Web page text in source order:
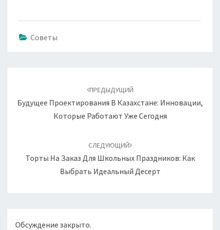
Советы
записям
ПРЕДЫДУЩИЙ
Будущее Проектирования В Казахстане: Инновации,
Которые Работают Уже Сегодня
СЛЕДУЮЩИЙ
Торты На Заказ Для Школьных Праздников: Как
Выбрать Идеальный Десерт
Обсуждение закрыто.